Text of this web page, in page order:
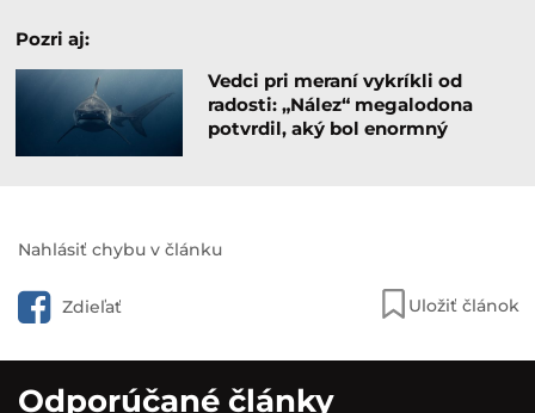
Pozri aj:
Vedci pri meraní vykríkli od
radosti: „Nález“ megalodona
potvrdil, aký bol enormný
Nahlásiť chybu v článku
Zdieľať Uložiť článok
Odporúčané články